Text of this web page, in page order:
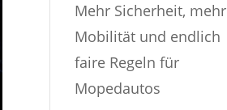
Mehr Sicherheit, mehr
Mobilität und endlich
faire Regeln für
Mopedautos